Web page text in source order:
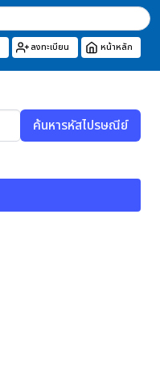
ลงทะเบียน หน้าหลัก
ค้นหารหัสไปรษณีย์